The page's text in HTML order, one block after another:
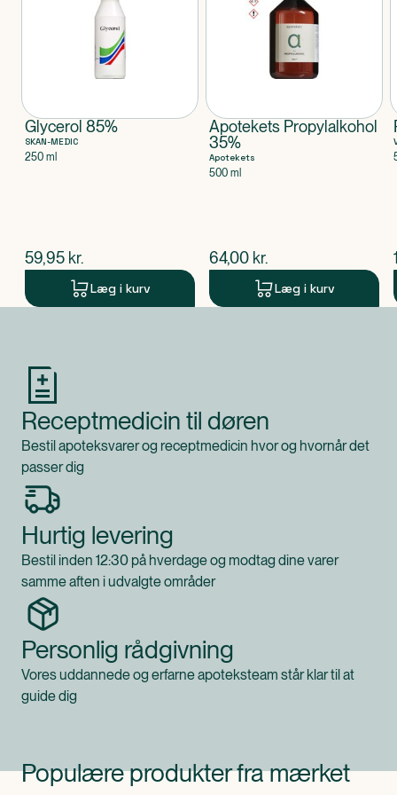
Glycerol 85%
SKAN-MEDIC
250 ml
$nuværende pris
59,95 kr.
Læg i kurv
Apotekets Propylalkohol
35%
Apotekets
500 ml
$nuværende pris
64,00 kr.
Læg i kurv
Receptmedicin til døren
Bestil apoteksvarer og receptmedicin hvor og hvornår det
passer dig
Hurtig levering
Bestil inden 12:30 på hverdage og modtag dine varer
samme aften i udvalgte områder
Personlig rådgivning
Vores uddannede og erfarne apoteksteam står klar til at
guide dig
Populære produkter fra mærket